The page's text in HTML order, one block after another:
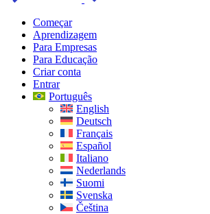
Começar
Aprendizagem
Para Empresas
Para Educação
Criar conta
Entrar
Português
English
Deutsch
Français
Español
Italiano
Nederlands
Suomi
Svenska
Čeština